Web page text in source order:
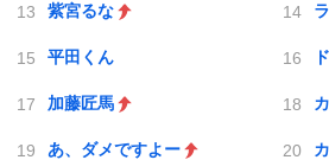
紫宮るな
平田くん
加藤匠馬
あ、ダメですよー